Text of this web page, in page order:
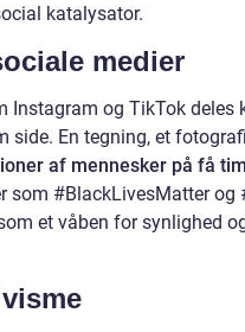
katalysator.
medier
Instagram og TikTok deles
side. En tegning, et
af mennesker på få
som #BlackLivesMatter og
et våben for synlighed